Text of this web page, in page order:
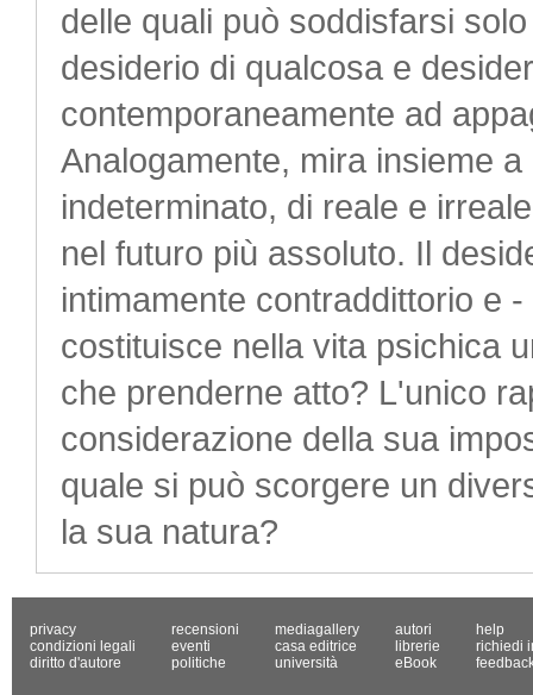
delle quali può soddisfarsi
desiderio di qualcosa e
contemporaneamente ad
Analogamente, mira insieme
indeterminato, di reale e
nel futuro più assoluto. Il
intimamente contraddittorio e
costituisce nella vita psichica
che prenderne atto? L'unico
considerazione della sua
quale si può scorgere un
la sua natura?
privacy
condizioni legali
diritto d'autore
recensioni
eventi
politiche
mediagallery
casa editrice
università
autori
librerie
eBook
help
richiedi